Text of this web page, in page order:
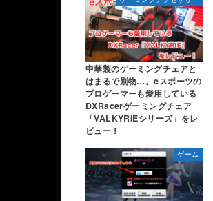
中華製のゲーミングチェアと
はまるで別物…。eスポーツの
プロゲーマーも愛用している
DXRacerゲーミングチェア
「VALKYRIEシリーズ」をレ
ビュー！
ゲーム